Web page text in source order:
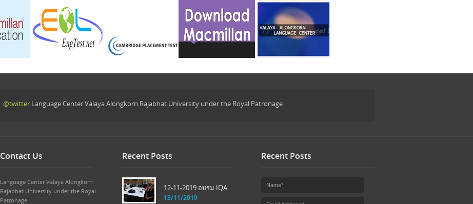
@twitter Language Center Valaya Alongkorn Rajabhat University under the Royal Patronage
Contact Us
Language Center Valaya Alongkorn
Rajabhat University under the Royal
Patronage
Recent Posts
12-11-2019 อบรม IQA
13/11/2019
Recent Posts